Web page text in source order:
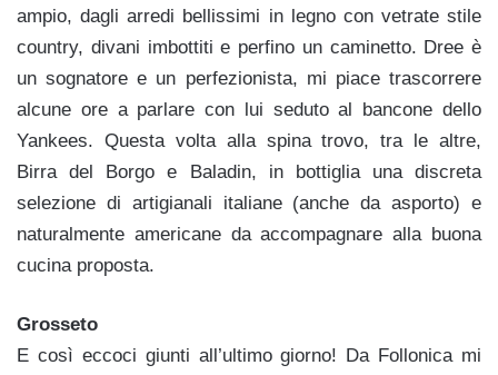
ampio, dagli arredi bellissimi in legno con vetrate stile
country, divani imbottiti e perfino un caminetto. Dree è
un sognatore e un perfezionista, mi piace trascorrere
alcune ore a parlare con lui seduto al bancone dello
Yankees. Questa volta alla spina trovo, tra le altre,
Birra del Borgo e Baladin, in bottiglia una discreta
selezione di artigianali italiane (anche da asporto) e
naturalmente americane da accompagnare alla buona
cucina proposta.
Grosseto
E così eccoci giunti all’ultimo giorno! Da Follonica mi